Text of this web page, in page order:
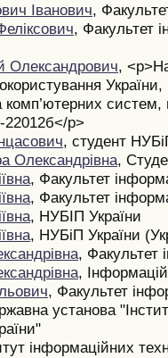
Іванович,
, Факультет
Олександрович,
комп’ютерних систем,
22012б</p>
, студент
Олександрівна,
, Факультет
, Факультет
, НУБІП України
, НУБіП України
, Факультет
,
, Факультет
установа
інформаційних